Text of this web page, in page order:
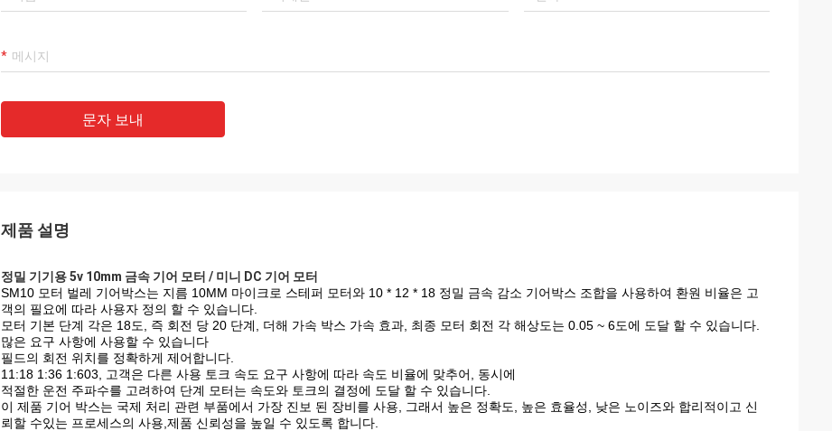
문자 보내
제품 설명
정밀 기기용 5v 10mm 금속 기어 모터 / 미니 DC 기어 모터
SM10 모터 벌레 기어박스는 지름 10MM 마이크로 스테퍼 모터와 10 * 12 * 18 정밀 금속 감소 기어박스 조합을 사용하여 환원 비율은 고
객의 필요에 따라 사용자 정의 할 수 있습니다.
모터 기본 단계 각은 18도, 즉 회전 당 20 단계, 더해 가속 박스 가속 효과, 최종 모터 회전 각 해상도는 0.05 ~ 6도에 도달 할 수 있습니다.
많은 요구 사항에 사용할 수 있습니다
필드의 회전 위치를 정확하게 제어합니다.
11:18 1:36 1:603, 고객은 다른 사용 토크 속도 요구 사항에 따라 속도 비율에 맞추어, 동시에
적절한 운전 주파수를 고려하여 단계 모터는 속도와 토크의 결정에 도달 할 수 있습니다.
이 제품 기어 박스는 국제 처리 관련 부품에서 가장 진보 된 장비를 사용, 그래서 높은 정확도, 높은 효율성, 낮은 노이즈와 합리적이고 신
뢰할 수있는 프로세스의 사용,제품 신뢰성을 높일 수 있도록 합니다.